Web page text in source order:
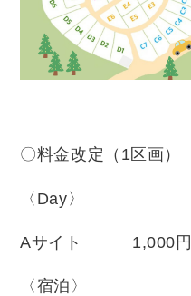
〇料金改定（ 1区画）
〈 Day〉
Aサイト 1,000円
〈宿泊〉